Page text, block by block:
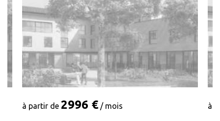
à partir de 2996 € / mois à